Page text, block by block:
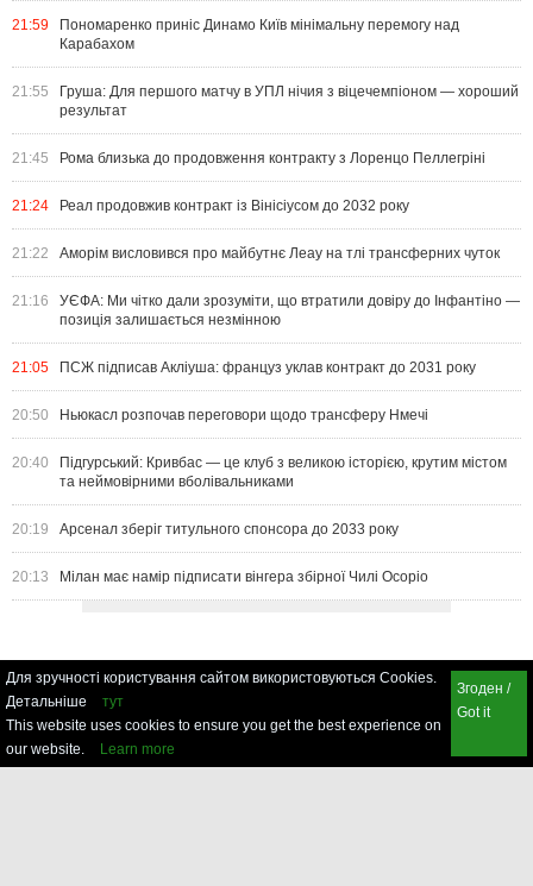
21:59
Пономаренко приніс Динамо Київ мінімальну перемогу над
Карабахом
21:55
Груша: Для першого матчу в УПЛ нічия з віцечемпіоном — хороший
результат
21:45 Рома близька до продовження контракту з Лоренцо Пеллегріні
21:24 Реал продовжив контракт із Вінісіусом до 2032 року
21:22 Аморім висловився про майбутнє Леау на тлі трансферних чуток
21:16
УЄФА: Ми чітко дали зрозуміти, що втратили довіру до Інфантіно —
позиція залишається незмінною
21:05 ПСЖ підписав Акліуша: француз уклав контракт до 2031 року
20:50 Ньюкасл розпочав переговори щодо трансферу Нмечі
20:40
Підгурський: Кривбас — це клуб з великою історією, крутим містом
та неймовірними вболівальниками
20:19 Арсенал зберіг титульного спонсора до 2033 року
20:13 Мілан має намір підписати вінгера збірної Чилі Осоріо
Для зручності користування сайтом використовуються Cookies.
Детальніше
тут
This website uses cookies to ensure you get the best experience on
our website.
Learn more
Згоден /
Got it